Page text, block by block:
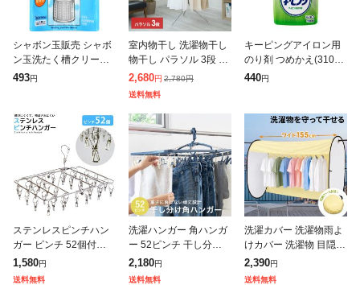
シャボン玉販売 シャボ
ン玉洗たく槽クリーナ
ー〔洗濯槽クリーナ
493円
室内物干し 洗濯物干し
物干し パラソル 3段 ス
テンレス タワー型 折り
たたみ スリム収納 外し
ー タオ
2,680円 2,780円
送料無料
キーピングアイロン用
のり剤 つめかえ(310m
l)[アイロン用スプレー
440円
ステンレスピンチハン
ガー ピンチ 52個付き
オールステンレスハン
ガー 洗濯バサミ 洗濯ば
1,580円
送料無料
洗濯ハンガー 角ハンガ
ー 52ピンチ 干し分け n
eo ( 洗濯 ハンガー ピン
チハンガー 洗濯ピンチ
2,180円
送料無料
洗濯カバー 洗濯物雨よ
けカバー 洗濯物 目隠し
雨よけ 花粉 洗濯物干し
ベランダ 目隠しシート
2,390円
送料無料